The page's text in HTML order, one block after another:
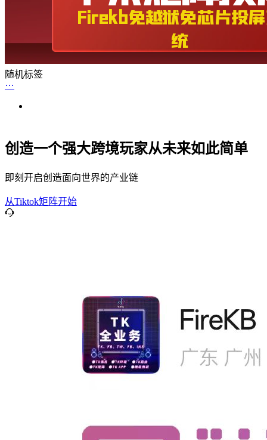
随机标签
创造一个强大跨境玩家从未来如此简单
即刻开启创造面向世界的产业链
从Tiktok矩阵开始